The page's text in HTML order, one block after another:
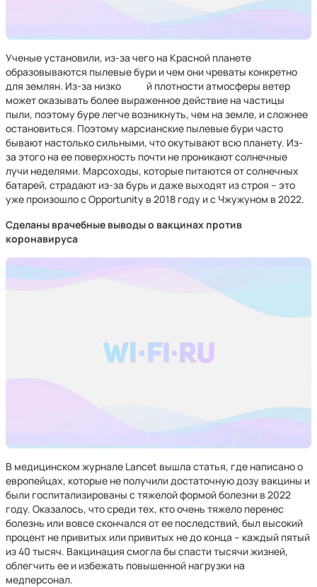
Ученые установили, из-за чего на Красной планете
образовываются пылевые бури и чем они чреваты конкретно
для землян. Из-за низко й плотности атмосферы ветер
может оказывать более выраженное действие на частицы
пыли, поэтому буре легче возникнуть, чем на земле, и сложнее
остановиться. Поэтому марсианские пылевые бури часто
бывают настолько сильными, что окутывают всю планету. Из-
за этого на ее поверхность почти не проникают солнечные
лучи неделями. Марсоходы, которые питаются от солнечных
батарей, страдают из-за бурь и даже выходят из строя – это
уже произошло с Opportunity в 2018 году и с Чжужуном в 2022.
Сделаны врачебные выводы о вакцинах против
коронавируса
В медицинском журнале Lancet вышла статья, где написано о
европейцах, которые не получили достаточную дозу вакцины и
были госпитализированы с тяжелой формой болезни в 2022
году. Оказалось, что среди тех, кто очень тяжело перенес
болезнь или вовсе скончался от ее последствий, был высокий
процент не привитых или привитых не до конца – каждый пятый
из 40 тысяч. Вакцинация смогла бы спасти тысячи жизней,
облегчить ее и избежать повышенной нагрузки на
медперсонал.